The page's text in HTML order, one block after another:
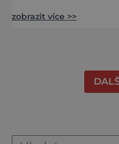
jako nazdobený
zobrazit více >>